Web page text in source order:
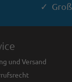
✓
und Versand